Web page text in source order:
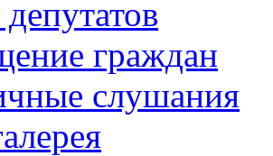
граждан
слушания